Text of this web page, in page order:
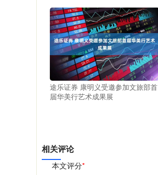
途乐证券 康明义受邀参加文旅部首
届华美行艺术成果展
相关评论
本文评分*